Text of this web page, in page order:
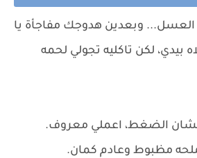
زي العسل... وبعدين هدوجك مفاجأة يا
بيدي، لكن تاكليه تجولي لحمه
عشان الضغط، اعملي معروف.
ملحه مظبوط وعادم كمان.